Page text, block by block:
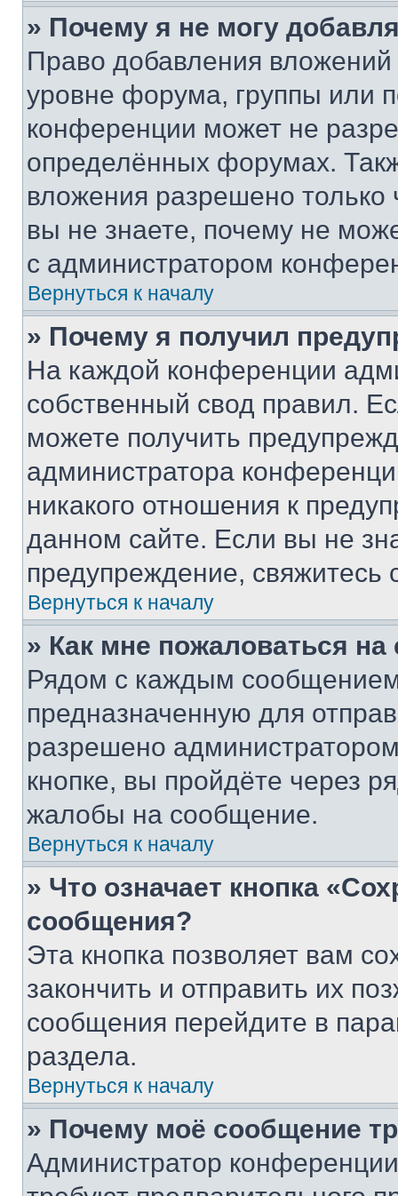
» Почему я не могу
Право добавления
уровне форума, группы или
конференции может не
определённых форумах.
вложения разрешено
вы не знаете, почему не
с администратором
Вернуться к началу
» Почему я получил
На каждой конференции
собственный свод правил.
можете получить
администратора
никакого отношения к
данном сайте. Если вы не
предупреждение,
Вернуться к началу
» Как мне пожаловаться
Рядом с каждым сообщением
предназначенную для
разрешено
кнопке, вы пройдёте через
жалобы на сообщение.
Вернуться к началу
» Что означает кнопка
сообщения?
Эта кнопка позволяет вам
закончить и отправить их
сообщения перейдите в
раздела.
Вернуться к началу
» Почему моё сообщение
Администратор